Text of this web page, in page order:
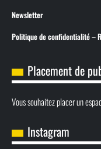
Newsletter
Politique de confidentialité –
Placement de
Vous souhaitez placer un
Instagram